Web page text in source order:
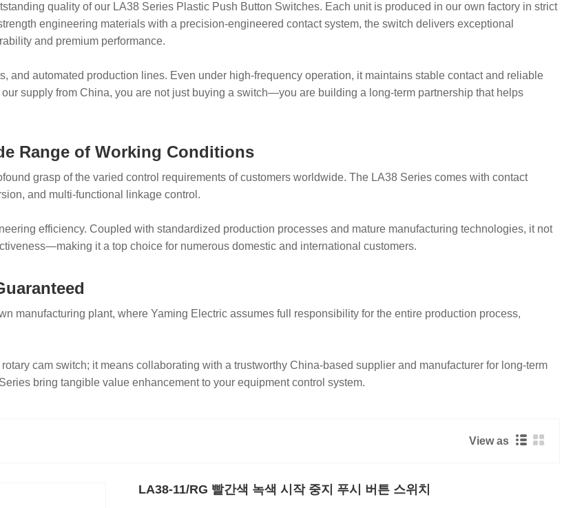
quality of our LA38 Series Plastic Push Button Switches. Each unit is produced in our own factory in strict
engineering materials with a precision-engineered contact system, the switch delivers exceptional
and premium performance.
and automated production lines. Even under high-frequency operation, it maintains stable contact and reliable
supply from China, you are not just buying a switch—you are building a long-term partnership that helps
Range of Working Conditions
grasp of the varied control requirements of customers worldwide. The LA38 Series comes with contact
and multi-functional linkage control.
efficiency. Coupled with standardized production processes and mature manufacturing technologies, it not
it a top choice for numerous domestic and international customers.
manufacturing plant, where Yaming Electric assumes full responsibility for the entire production process,
cam switch; it means collaborating with a trustworthy China-based supplier and manufacturer for long-term
bring tangible value enhancement to your equipment control system.
View as
LA38-11/RG 빨간색 녹색 시작 중지 푸시 버튼 스위치